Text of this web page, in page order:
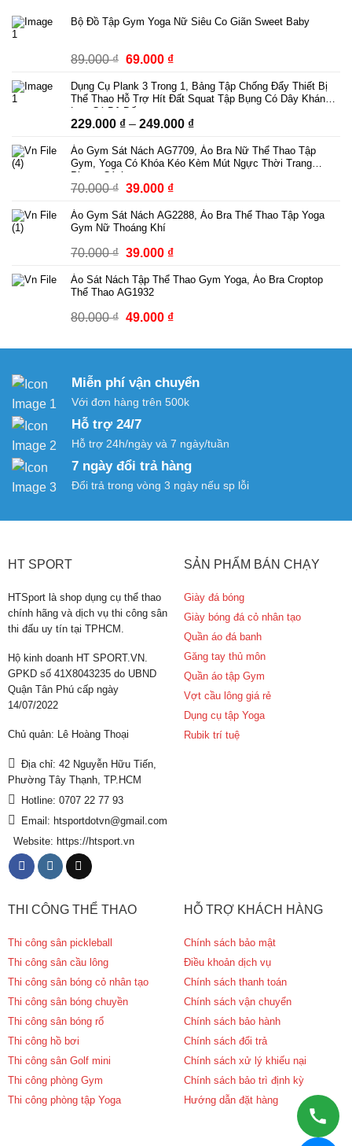
Bộ Đồ Tập Gym Yoga Nữ Siêu Co Giãn Sweet Baby
89.000₫ Giá
là:
89.000 ₫.
69.000 ₫Giá
tại
69.000 ₫.
Dụng Cụ Plank 3 Trong 1, Bảng Tập Chống Đẩy Thiết Bị
Thể Thao Hỗ Trợ Hít Đất Squat Tập Bụng Có Dây Kháng
Lực Có Bộ Đếm
229.000 ₫ – 249.000 ₫Khoảng
từ
229.000 ₫
Áo Gym Sát Nách AG7709, Áo Bra Nữ Thể Thao Tập
Gym, Yoga Có Khóa Kéo Kèm Mút Ngực Thời Trang
Phong Cách
70.000₫ Giá
là:
70.000 ₫.
39.000 ₫Giá
tại
39.000 ₫.
Áo Gym Sát Nách AG2288, Áo Bra Thể Thao Tập Yoga
Gym Nữ Thoáng Khí
70.000₫ Giá
là:
39.000 ₫Giá
tại
39.000 ₫.
Áo Sát Nách Tập Thể Thao Gym Yoga, Áo Bra Croptop
Thể Thao AG1932
80.000₫ Giá
là:
49.000 ₫Giá
tại
49.000 ₫.
Miễn phí vận chuyển
Với đơn hàng trên 500k
Hỗ trợ 24/7
Hỗ trợ 24h/ngày và 7 ngày/tuần
7 ngày đổi trả hàng
Đổi trả trong vòng 3 ngày nếu sp lỗi
HT SPORT
HTSport là shop dụng cụ thể thao
chính hãng và dịch vụ thi công sân
thi đấu uy tín tại TPHCM.
Hộ kinh doanh HT SPORT.VN.
GPKD số 41X8043235 do UBND
Quận Tân Phú cấp ngày
14/07/2022
Chủ quản: Lê Hoàng Thoại
Địa chỉ: 42 Nguyễn Hữu Tiến,
Phường Tây Thạnh, TP.HCM
Hotline: 0707 22 77 93
Email: htsportdotvn@gmail.com
Website: https://htsport.vn
SẢN PHẨM BÁN CHẠY
Giày đá bóng
Giày bóng đá cỏ nhân tạo
Quần áo đá banh
Găng tay thủ môn
Quần áo tập Gym
Vợt cầu lông giá rẻ
Dụng cụ tập Yoga
Rubik trí tuệ
THI CÔNG THỂ THAO
Thi công sân pickleball
Thi công sân cầu lông
Thi công sân bóng cỏ nhân tạo
Thi công sân bóng chuyền
Thi công sân bóng rổ
Thi công hồ bơi
Thi công sân Golf mini
Thi công phòng Gym
Thi công phòng tập Yoga
HỖ TRỢ KHÁCH HÀNG
Chính sách bảo mật
Điều khoản dịch vụ
Chính sách thanh toán
Chính sách vận chuyển
Chính sách bảo hành
Chính sách đổi trả
Chính sách xử lý khiếu nại
Chính sách bảo trì định kỳ
Hướng dẫn đặt hàng